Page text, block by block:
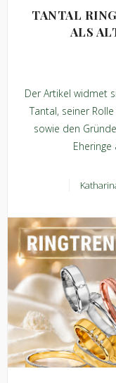
TANTAL
ALS
Der Artikel widmet
Tantal, seiner
sowie den
Eheringe